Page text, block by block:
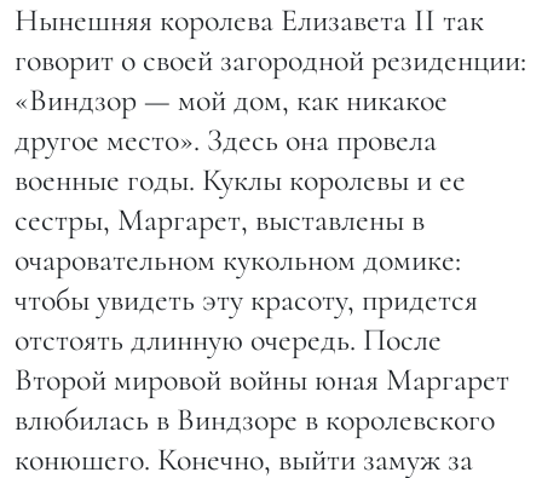
Нынешняя королева Елизавета II так
говорит о своей загородной резиденции:
«Виндзор — мой дом, как никакое
другое место». Здесь она провела
военные годы. Куклы королевы и ее
сестры, Маргарет, выставлены в
очаровательном кукольном домике:
чтобы увидеть эту красоту, придется
отстоять длинную очередь. После
Второй мировой войны юная Маргарет
влюбилась в Виндзоре в королевского
конюшего. Конечно, выйти замуж за